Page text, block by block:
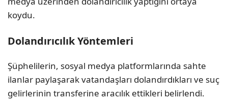
koydu.
Dolandırıcılık Yöntemleri
Şüphelilerin, sosyal medya platformlarında sahte
ilanlar paylaşarak vatandaşları dolandırdıkları ve suç
gelirlerinin transferine aracılık ettikleri belirlendi.